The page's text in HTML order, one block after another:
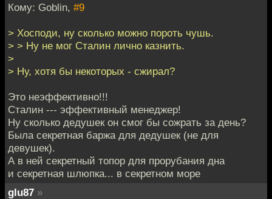
Кому: Goblin, #9
> Хосподи, ну сколько можно пороть чушь.
> > Ну не мог Сталин лично казнить.
>
> Ну, хотя бы некоторых - сжирал?
Это неэффективно!!!
Сталин --- эффективный менеджер!
Ну сколько дедушек он смог бы сожрать за день?
Была секретная баржа для дедушек (не для
девушек).
А в ней секретный топор для прорубания дна
и секретная шлюпка... в секретном море
glu87 »